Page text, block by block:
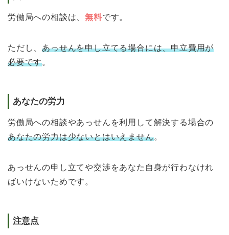
労働局への相談は、無料です。
ただし、あっせんを申し立てる場合には、申立費用が
必要です。
あなたの労力
労働局への相談やあっせんを利用して解決する場合の
あなたの労力は少ないとはいえません。
あっせんの申し立てや交渉をあなた自身が行わなけれ
ばいけないためです。
注意点